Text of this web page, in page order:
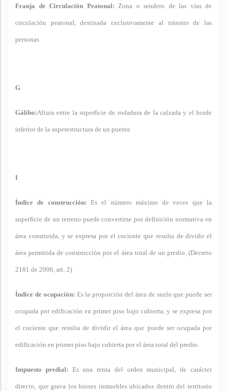
Franja de Circulación Peatonal: Zona o sendero de las vías de
circulación peatonal, destinada exclusivamente al tránsito de las
personas
G
Gálibo:Altura entre la superficie de rodadura de la calzada y el borde
inferior de la superestructura de un puente
I
Índice de construcción: Es el número máximo de veces que la
superficie de un terreno puede convertirse por definición normativa en
área construida, y se expresa por el cociente que resulta de dividir el
área permitida de construcción por el área total de un predio. (Decreto
2181 de 2006, art. 2)
Índice de ocupación: Es la proporción del área de suelo que puede ser
ocupada por edificación en primer piso bajo cubierta, y se expresa por
el cociente que resulta de dividir el área que puede ser ocupada por
edificación en primer piso bajo cubierta por el área total del predio.
Impuesto predial: Es una renta del orden municipal, de carácter
directo, que grava los bienes inmuebles ubicados dentro del territorio